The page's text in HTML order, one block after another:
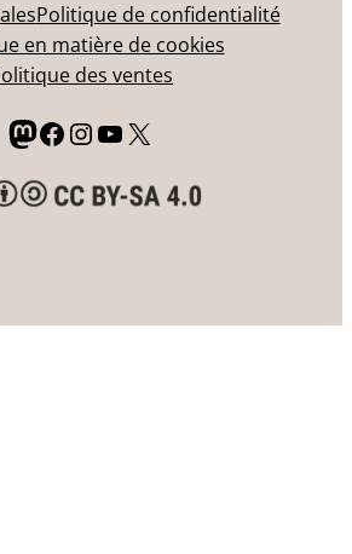
Politique de confidentialité
en matière de cookies
des ventes
Mastodon
Facebook
Instagram
YouTube
X